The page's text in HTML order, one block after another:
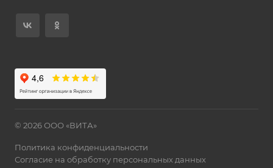
© 2026 ООО «ВИТА»
Политика конфиденциальности
Согласие на обработку персональных данных